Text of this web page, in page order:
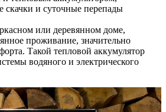
и суточные перепады
или деревянном доме,
проживание, значительно
Такой тепловой аккумулятор
водяного и электрического